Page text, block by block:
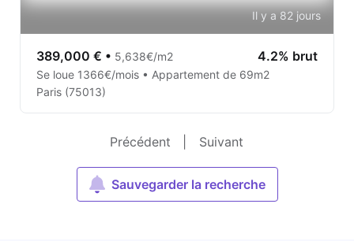
Il y a 82 jours
389,000 € • 5,638€/m2 4.2% brut
Se loue 1366€/mois • Appartement de 69m2
Paris (75013)
Précédent Suivant
Sauvegarder la recherche